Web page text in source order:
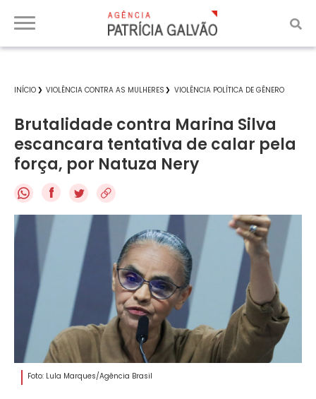
INÍCIO VIOLÊNCIA CONTRA AS MULHERES VIOLÊNCIA POLÍTICA DE GÊNERO
Brutalidade contra Marina Silva
escancara tentativa de calar pela
força, por Natuza Nery
f
Foto: Lula Marques/Agência Brasil